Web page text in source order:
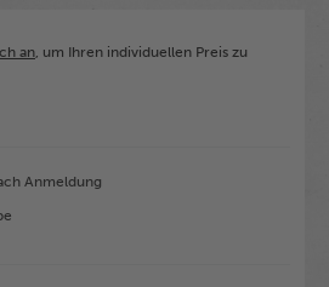
an, um Ihren individuellen Preis zu
Anmeldung